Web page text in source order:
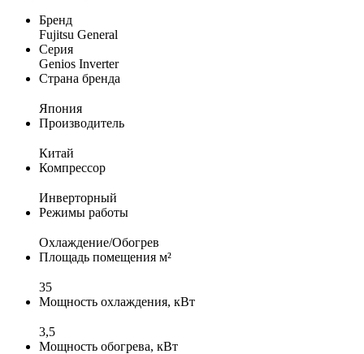
Бренд
Fujitsu General
Серия
Genios Inverter
Страна бренда
Япония
Производитель
Китай
Компрессор
Инверторный
Режимы работы
Охлаждение/Обогрев
Площадь помещения м²
35
Мощность охлаждения, кВт
3,5
Мощность обогрева, кВт